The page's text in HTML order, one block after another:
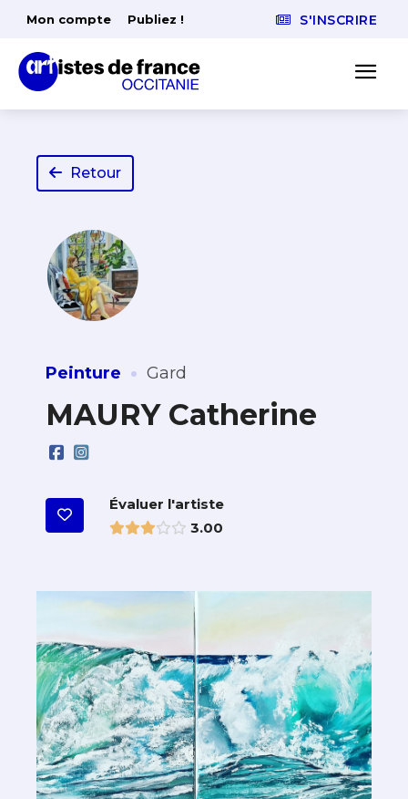
Mon compte Publiez ! S'INSCRIRE
Retour
Peinture · Gard
MAURY Catherine
Évaluer l'artiste
3.00